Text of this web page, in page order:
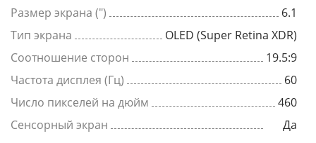
Размер экрана (")
6.1
Тип экрана
OLED (Super Retina XDR)
Соотношение сторон
19.5:9
Частота дисплея (Гц)
60
Число пикселей на дюйм
460
Сенсорный экран
Да